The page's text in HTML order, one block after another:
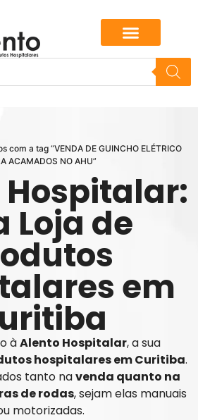
a tag “VENDA DE GUINCHO ELÉTRICO
ACAMADOS NO AHU”
Loja de
em
àAlento Hospitalar, a sua
hospitalares em Curitiba.
tanto navenda quanto na
de rodas, sejam elas manuais
motorizadas.